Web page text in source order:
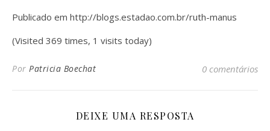
Publicado em http://blogs.estadao.com.br/ruth-manus
(Visited 369 times, 1 visits today)
Por Patricia Boechat 0 comentários
DEIXE UMA RESPOSTA